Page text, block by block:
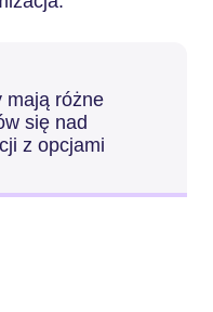
mają różne
się nad
z opcjami